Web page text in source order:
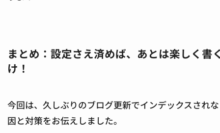
まとめ：設定さえ済めば、あとは楽しく書
け！
今回は、久しぶりのブログ更新でインデックスされ
因と対策をお伝えしました。